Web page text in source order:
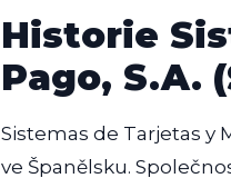
Historie
Pago, S.A.
Sistemas de Tarjetas y
ve Španělsku.